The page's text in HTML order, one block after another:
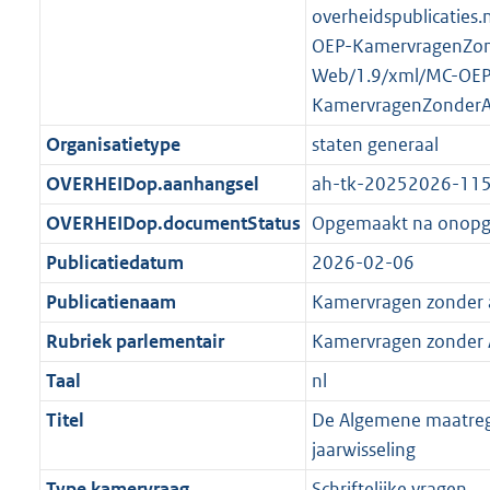
OEP-
Web/1.9/xml/MC-
Organisatietype
staten generaal
OVERHEIDop.aanhangsel
ah-tk-20252026-
OVERHEIDop.documentStatus Opgemaakt na
Publicatiedatum
2026-02-06
Publicatienaam
Kamervragen
Rubriek parlementair
Kamervragen
Taal
nl
Titel
De Algemene
jaarwisseling